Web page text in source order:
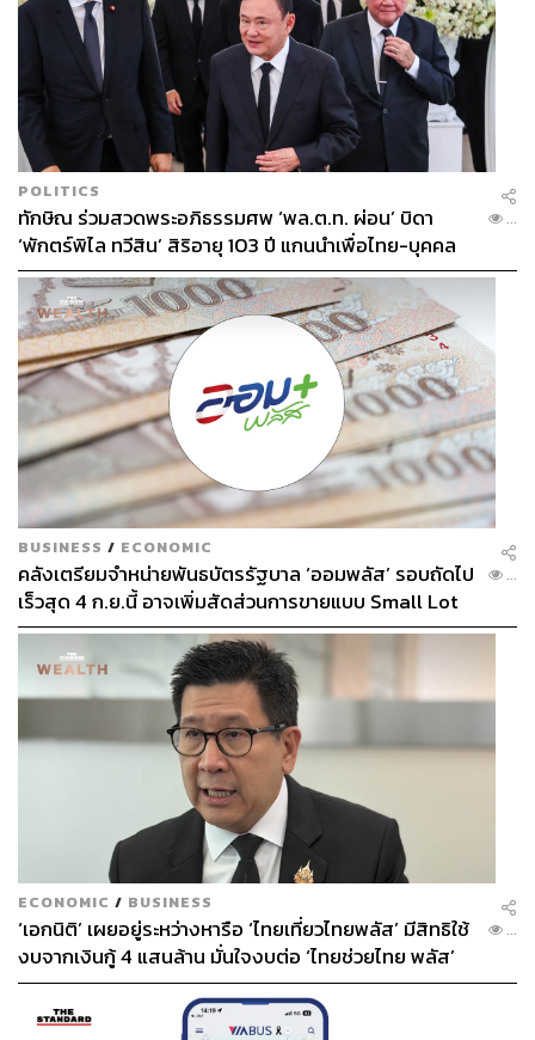
POLITICS
ทักษิณ ร่วมสวดพระอภิธรรมศพ ‘พล.ต.ท. ผ่อน’ บิดา
‘พักตร์พิไล ทวีสิน’ สิริอายุ 103 ปี แกนนำเพื่อไทย-บุคคล
หลากวงการร่วมอาลัย
...
BUSINESS / ECONOMIC
คลังเตรียมจำหน่ายพันธบัตรรัฐบาล ‘ออมพลัส’ รอบถัดไป
เร็วสุด 4 ก.ย.นี้ อาจเพิ่มสัดส่วนการขายแบบ Small Lot
First มากขึ้น
...
ECONOMIC / BUSINESS
‘เอกนิติ’ เผยอยู่ระหว่างหารือ ‘ไทยเที่ยวไทยพลัส’ มีสิทธิใช้
งบจากเงินกู้ 4 แสนล้าน มั่นใจงบต่อ ‘ไทยช่วยไทย พลัส’
เฟส 2 มีเพียงพอ
...